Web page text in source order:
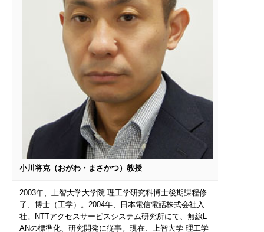
小川将克（おがわ・まさかつ）教授
2003年、上智大学大学院 理工学研究科博士後期課程修
了、博士（工学）。2004年、日本電信電話株式会社入
社。NTTアクセスサービスシステム研究所にて、無線L
ANの標準化、研究開発に従事。現在、上智大学 理工学